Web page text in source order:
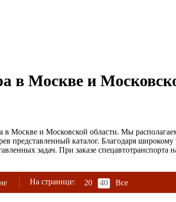
в Москве и
Москве и Московской области. Мы
представленный каталог. Благодаря широкому
задач. При заказе спецавтотранспорта
На странице: 20 40 Все